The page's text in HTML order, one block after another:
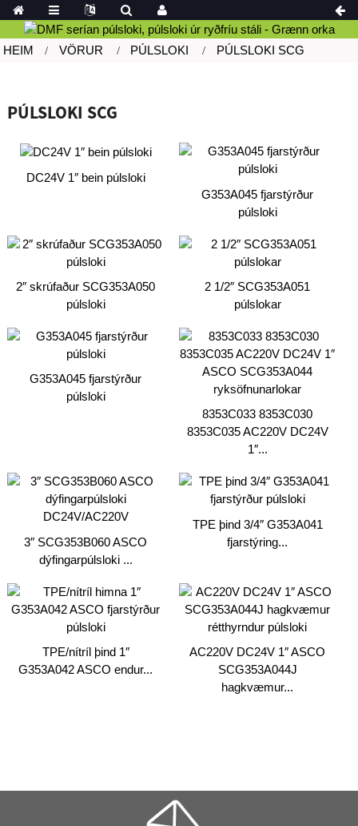
HEIM VÖRUR PÚLSLOKI PÚLSLOKI SCG
PÚLSLOKI SCG
DC24V 1″ bein púlsloki
G353A045 fjarstýrður
púlsloki
2″ skrúfaður SCG353A050
púlsloki
2 1/2″ SCG353A051
púlslokar
G353A045 fjarstýrður
púlsloki
8353C033 8353C030
8353C035 AC220V DC24V
1″...
3″ SCG353B060 ASCO
dýfingarpúlsloki ...
TPE þind 3/4″ G353A041
fjarstýring...
TPE/nítríl þind 1″
G353A042 ASCO endur...
AC220V DC24V 1″ ASCO
SCG353A044J
hagkvæmur...